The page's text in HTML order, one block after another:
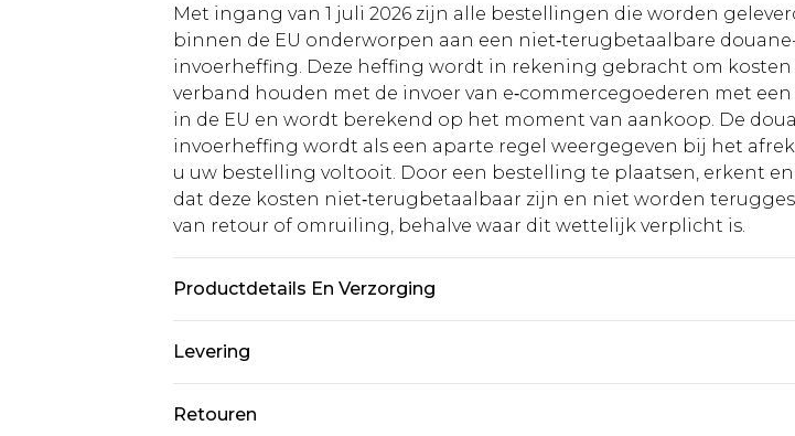
Met ingang van 1 juli 2026 zijn alle bestellingen die worden
binnen de EU onderworpen aan een niet‑terugbetaalbare
invoerheffing. Deze heffing wordt in rekening gebracht om kosten
verband houden met de invoer van e‑commercegoederen met
in de EU en wordt berekend op het moment van aankoop. De
invoerheffing wordt als een aparte regel weergegeven bij het
u uw bestelling voltooit. Door een bestelling te plaatsen, erkent
dat deze kosten niet‑terugbetaalbaar zijn en niet worden
van retour of omruiling, behalve waar dit wettelijk verplicht is.
Productdetails En Verzorging
Levering
Standaardlevering Nederland
Retouren